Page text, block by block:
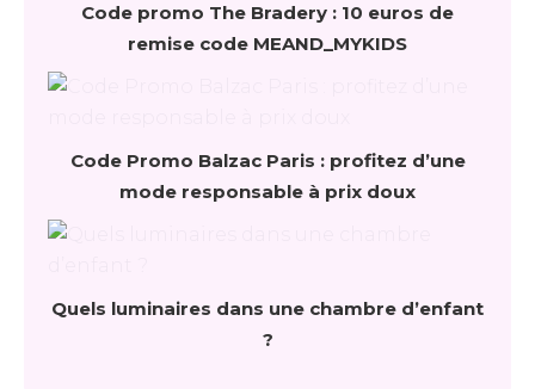
Code promo The Bradery : 10 euros de
remise code MEAND_MYKIDS
Code Promo Balzac Paris : profitez d’une
mode responsable à prix doux
Quels luminaires dans une chambre d’enfant
?